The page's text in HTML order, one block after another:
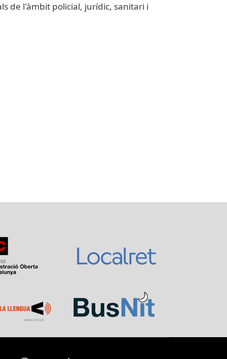
de l'àmbit policial, jurídic, sanitari i